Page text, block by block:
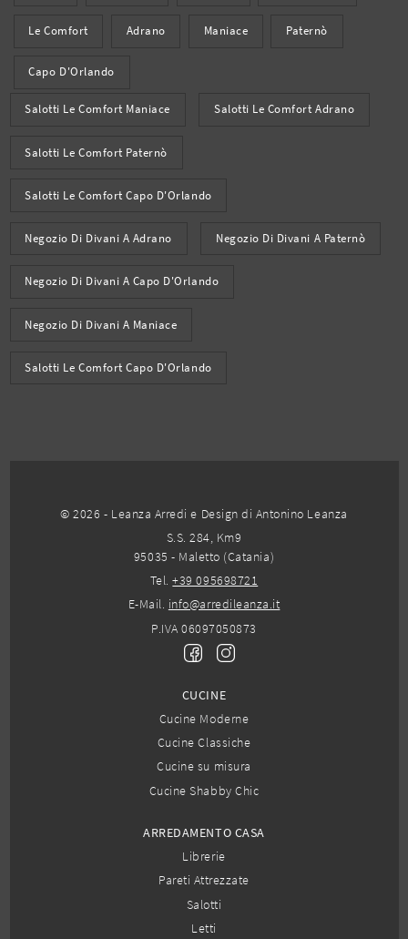
Le Comfort Adrano Maniace Paternò
Capo D'Orlando
Salotti Le Comfort Maniace Salotti Le Comfort Adrano
Salotti Le Comfort Paternò
Salotti Le Comfort Capo D'Orlando
Negozio Di Divani A Adrano Negozio Di Divani A Paternò
Negozio Di Divani A Capo D'Orlando
Negozio Di Divani A Maniace
Salotti Le Comfort Capo D'Orlando
© 2026 - Leanza Arredi e Design di Antonino Leanza
S.S. 284, Km9
95035 - Maletto (Catania)
Tel.+39 095698721
E-Mail. info@arredileanza.it
P.IVA 06097050873
CUCINE
Cucine Moderne
Cucine Classiche
Cucine su misura
Cucine Shabby Chic
ARREDAMENTO CASA
Librerie
Pareti Attrezzate
Salotti
Letti